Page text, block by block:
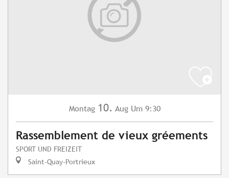
Montag 10. Aug Um 9:30
Rassemblement de vieux gréements
SPORT UND FREIZEIT
Saint-Quay-Portrieux